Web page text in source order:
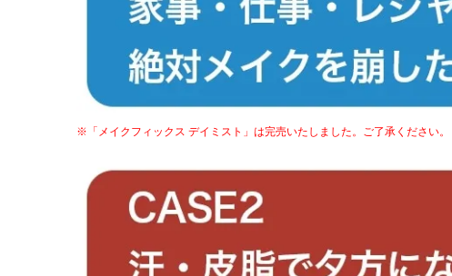
※「メイクフィックス デイミスト」は完売いたしました。ご了承ください。